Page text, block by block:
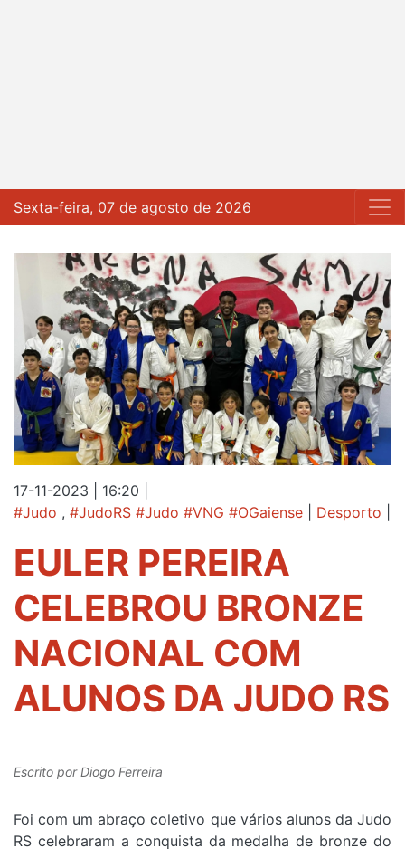
Sexta-feira, 07 de agosto de 2026
17-11-2023 | 16:20
#Judo , #JudoRS #Judo #VNG #OGaiense Desporto
EULER PEREIRA
CELEBROU BRONZE
NACIONAL COM
ALUNOS DA JUDO RS
Escrito porDiogo Ferreira
Foi com um abraço coletivo que vários alunos da Judo
RS celebraram a conquista da medalha de bronze do